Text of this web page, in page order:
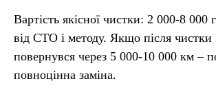
Вартість якісної чистки: 2 000-8 000
від СТО і методу. Якщо після чистки
повернувся через 5 000-10 000 км –
повноцінна заміна.